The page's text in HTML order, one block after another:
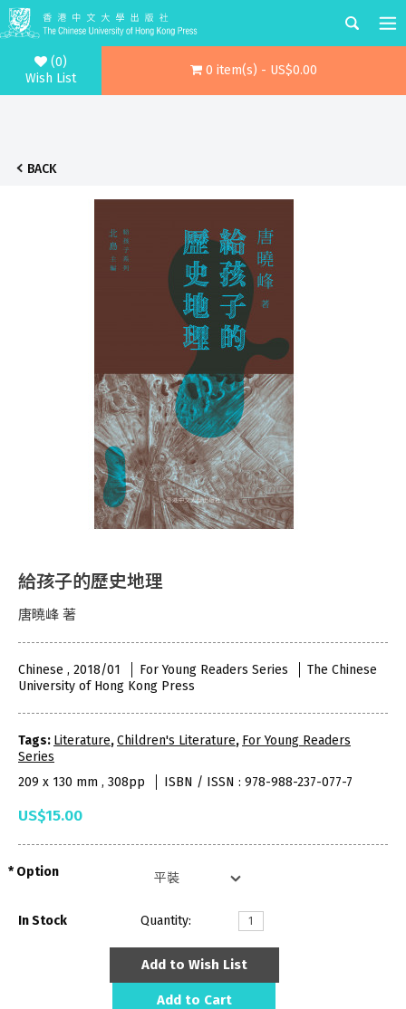
(0)
Wish List
0 item(s) - US$0.00
BACK
給孩子的歷史地理
唐曉峰 著
Chinese , 2018/01 For Young Readers Series
The Chinese
University of Hong Kong Press
Tags: Literature,Children's Literature, For Young Readers
Series
209 x 130 mm , 308pp
ISBN / ISSN : 978-988-237-077-7
US$15.00
Option
In Stock Quantity:
Add to Wish List
Add to Cart